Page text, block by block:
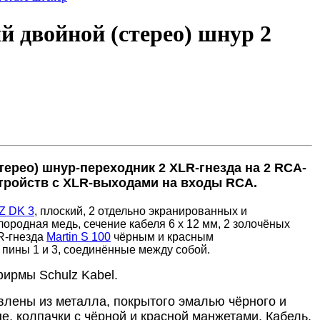
двойной (стерео) шнур 2
шнур-переходник 2 XLR-гнезда на 2 RCA-
с XLR-выходами на входы RCA.
DK 3, плоский, 2 отдельно экранированных и
медь, сечение кабеля 6 x 12 мм, 2 золочёных
гнезда Martin S 100 чёрным и красным
пины 1 и 3, соединённые между собой.
Schulz Kabel.
из металла, покрытого эмалью чёрного и
колпачки с чёрной и красной манжетами. Кабель,